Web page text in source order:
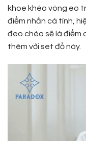
khoe khéo vòng eo
điểm nhấn cá tính,
đeo chéo sẽ là điểm
thêm với set đồ này.